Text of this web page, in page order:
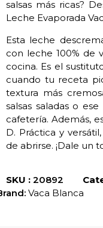
salsas más ricas?
Leche Evaporada
Esta leche
con leche 100% de
cocina. Es el
cuando tu receta
textura más
salsas saladas o
cafetería. Además,
D. Práctica y
de abrirse. ¡Dale un
SKU : 20892
Vaca Blanca